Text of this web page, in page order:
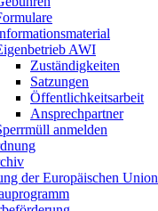
AWI
Zuständigkeiten
Satzungen
Öffentlichkeitsarbeit
Ansprechpartner
anmelden
der Europäischen Union